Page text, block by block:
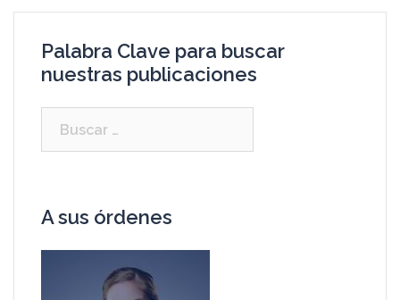
Palabra Clave para buscar
nuestras publicaciones
A sus órdenes